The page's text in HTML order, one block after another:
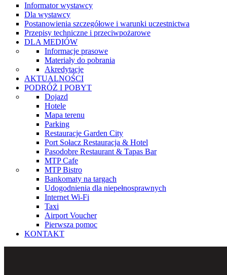
Informator wystawcy
Dla wystawcy
Postanowienia szczegółowe i warunki uczestnictwa
Przepisy techniczne i przeciwpożarowe
DLA MEDIÓW
Informacje prasowe
Materiały do pobrania
Akredytacje
AKTUALNOŚCI
PODRÓŻ I POBYT
Dojazd
Hotele
Mapa terenu
Parking
Restauracje Garden City
Port Sołacz Restauracja & Hotel
Pasodobre Restaurant & Tapas Bar
MTP Cafe
MTP Bistro
Bankomaty na targach
Udogodnienia dla niepełnosprawnych
Internet Wi-Fi
Taxi
Airport Voucher
Pierwsza pomoc
KONTAKT